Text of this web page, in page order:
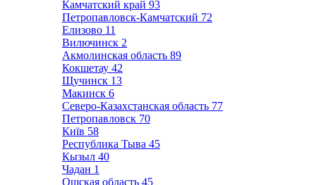
Камчатский край 93
Петропавловск-Камчатский 72
Елизово 11
Вилючинск 2
Акмолинская область 89
Кокшетау 42
Щучинск 13
Макинск 6
Северо-Казахстанская область 77
Петропавловск 70
Київ 58
Республика Тыва 45
Кызыл 40
Чадан 1
Ошская область 45